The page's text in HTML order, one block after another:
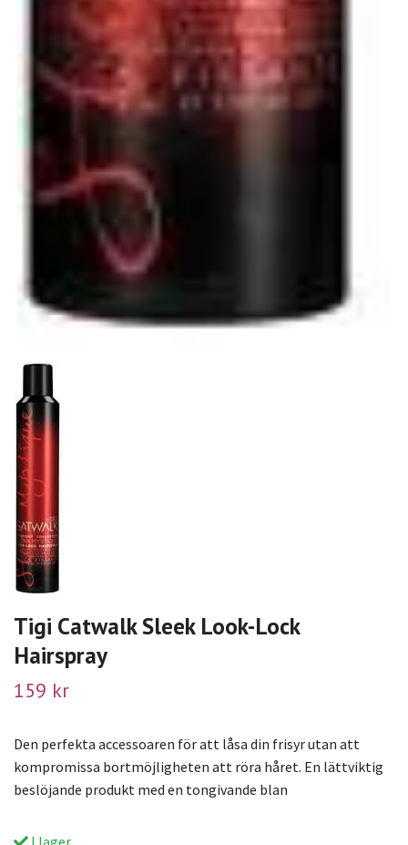
Tigi Catwalk Sleek Look-Lock
Hairspray
159 kr
Den perfekta accessoaren för att låsa din frisyr utan att
kompromissa bort möjligheten att röra håret. En lättviktig
beslöjande produkt med en tongivande blan
I lager.